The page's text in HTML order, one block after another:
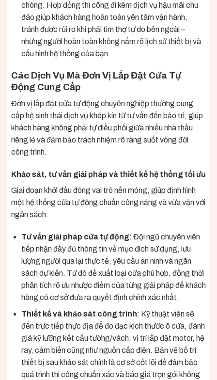
chóng. Hợp đồng thi công đi kèm dịch vụ hậu mãi chu
đáo giúp khách hàng hoàn toàn yên tâm vận hành,
tránh được rủi ro khi phải tìm thợ tự do bên ngoài –
những người hoàn toàn không nắm rõ lịch sử thiết bị và
cấu hình hệ thống của bạn.
Các Dịch Vụ Mà Đơn Vị Lắp Đặt Cửa Tự
Động Cung Cấp
Đơn vị lắp đặt cửa tự động chuyên nghiệp thường cung
cấp hệ sinh thái dịch vụ khép kín từ tư vấn đến bảo trì, giúp
khách hàng không phải tự điều phối giữa nhiều nhà thầu
riêng lẻ và đảm bảo trách nhiệm rõ ràng suốt vòng đời
công trình.
Khảo sát, tư vấn giải pháp và thiết kế hệ thống tối ưu
Giai đoạn khởi đầu đóng vai trò nền móng, giúp định hình
một hệ thống cửa tự động chuẩn công năng và vừa vặn với
ngân sách:
Tư vấn giải pháp cửa tự động: Đội ngũ chuyên viên
tiếp nhận đầy đủ thông tin về mục đích sử dụng, lưu
lượng người qua lại thực tế, yêu cầu an ninh và ngân
sách dự kiến. Từ đó đề xuất loại cửa phù hợp, đồng thời
phân tích rõ ưu nhược điểm của từng giải pháp để khách
hàng có cơ sở đưa ra quyết định chính xác nhất.
Thiết kế và khảo sát công trình: Kỹ thuật viên sẽ
đến trực tiếp thực địa để đo đạc kích thước ô cửa, đánh
giá kỹ lưỡng kết cấu tường/vách, vị trí lắp đặt motor, hệ
ray, cảm biến cũng như nguồn cấp điện. Bản vẽ bố trí
thiết bị sau khảo sát chính là cơ sở cốt lõi để đảm bảo
quá trình thi công chuẩn xác và báo giá trọn gói không